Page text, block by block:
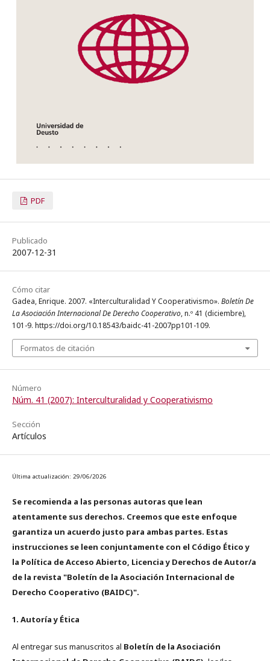
PDF
Publicado
2007-12-31
Cómo citar
Gadea, Enrique. 2007. «Interculturalidad Y Cooperativismo». Boletín De
La Asociación Internacional De Derecho Cooperativo, n.º 41 (diciembre),
101-9. https://doi.org/10.18543/baidc-41-2007pp101-109.
Formatos de citación
Número
Núm. 41 (2007): Interculturalidad y Cooperativismo
Sección
Artículos
Última actualización: 29/06/2026
Se recomienda a las personas autoras que lean
atentamente sus derechos. Creemos que este enfoque
garantiza un acuerdo justo para ambas partes. Estas
instrucciones se leen conjuntamente con el Código Ético y
la Política de Acceso Abierto, Licencia y Derechos de Autor/a
de la revista "Boletín de la Asociación Internacional de
Derecho Cooperativo (BAIDC)".
1. Autoría y Ética
Al entregar sus manuscritos al Boletín de la Asociación